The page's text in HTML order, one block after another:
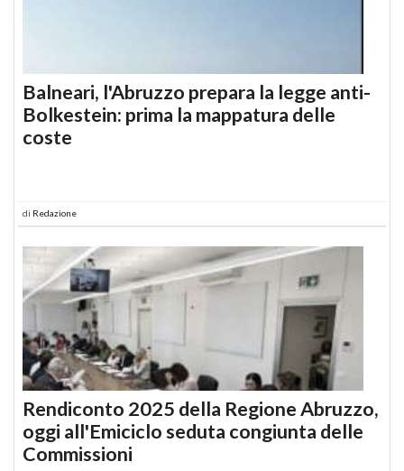
Balneari, l'Abruzzo prepara la legge anti-
Bolkestein: prima la mappatura delle
coste
di Redazione
Rendiconto 2025 della Regione Abruzzo,
oggi all'Emiciclo seduta congiunta delle
Commissioni